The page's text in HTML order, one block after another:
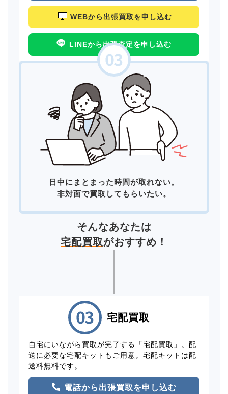
WEBから出張買取を申し込む
LINEから出張査定を申し込む
日中にまとまった時間が取れない。
非対面で買取してもらいたい。
そんなあなたは
宅配買取がおすすめ！
宅配買取
自宅にいながら買取が完了する「宅配買取」。配
送に必要な宅配キットもご用意。宅配キットは配
送料無料です。
電話から出張買取を申し込む